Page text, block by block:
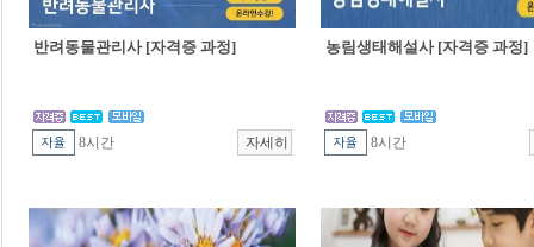
반려동물관리사 [자격증 과정]
8시간
농림생태해설사 [자격증 과정]
8시간